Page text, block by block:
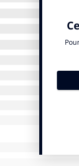
des utilisateurs
qu’ils
apprécient les
offres ou
une marque.